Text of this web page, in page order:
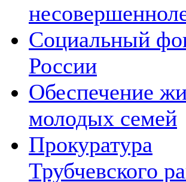
Социальный
России
Обеспечение
молодых семей
Прокуратура
Трубчевского